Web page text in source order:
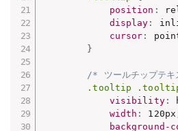
position :
display :
cursor :
}
/* ツールチップテ
.tooltip
visibility:
width : 120px
background-